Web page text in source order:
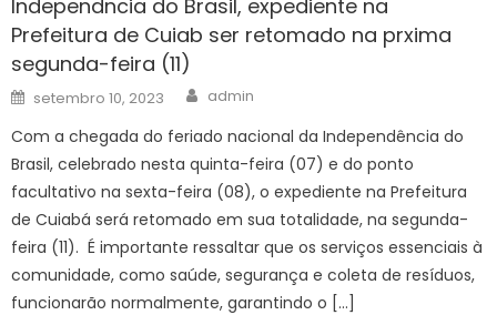
Independncia do Brasil, expediente na
Prefeitura de Cuiab ser retomado na prxima
segunda-feira (11)
Posted
on
setembro 10, 2023 Author
admin
Com a chegada do feriado nacional da Independência do
Brasil, celebrado nesta quinta-feira (07) e do ponto
facultativo na sexta-feira (08), o expediente na Prefeitura
de Cuiabá será retomado em sua totalidade, na segunda-
feira (11). É importante ressaltar que os serviços essenciais à
comunidade, como saúde, segurança e coleta de resíduos,
funcionarão normalmente, garantindo o […]